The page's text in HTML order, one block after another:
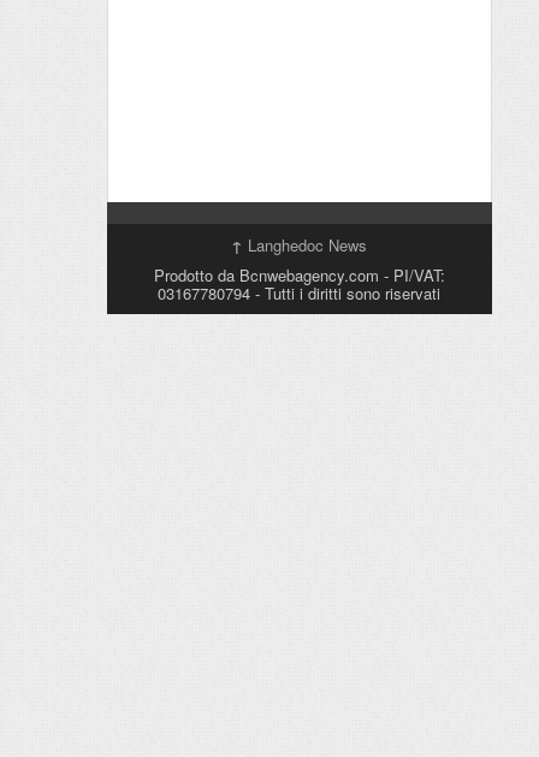
↑ Langhedoc News
Prodotto da Bcnwebagency.com - PI/VAT:
03167780794 - Tutti i diritti sono riservati